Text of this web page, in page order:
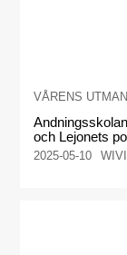
VÅRENS
och Lejonets
2025-05-10